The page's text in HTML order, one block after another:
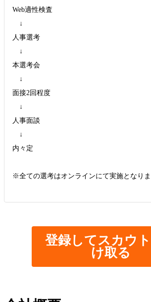
Web適性検査
↓
人事選考
↓
本選考会
↓
面接2回程度
↓
人事面談
↓
内々定
※全ての選考はオンラインにて実施となり
登録してスカウ
け取る